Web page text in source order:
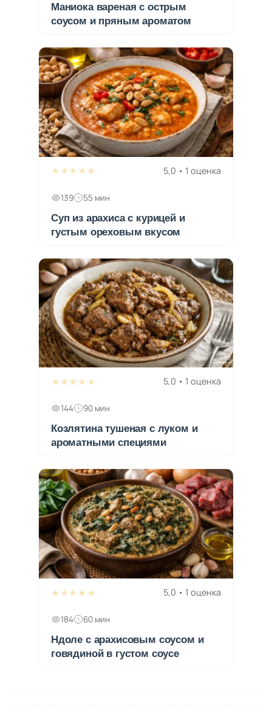
Маниока вареная с острым
соусом и пряным ароматом
★★★★★ 5,0 • 1 оценка
139 55 мин
Суп из арахиса с курицей и
густым ореховым вкусом
★★★★★ 5,0 • 1 оценка
144 90 мин
Козлятина тушеная с луком и
ароматными специями
★★★★★ 5,0 • 1 оценка
184 60 мин
Ндоле с арахисовым соусом и
говядиной в густом соусе